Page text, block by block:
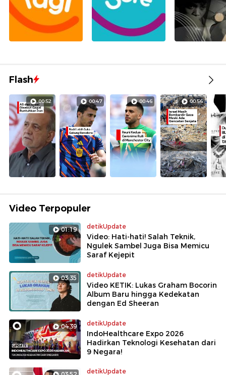
Flash
00:52 00:47 00:46 00:56
Video Terpopuler
01:19 detikUpdate
Video: Hati-hati! Salah Teknik,
Ngulek Sambel Juga Bisa Memicu
Saraf Kejepit
03:35 detikUpdate
Video KETIK: Lukas Graham Bocorin
Album Baru hingga Kedekatan
dengan Ed Sheeran
04:39 detikUpdate
IndoHealthcare Expo 2026
Hadirkan Teknologi Kesehatan dari
9 Negara!
detikUpdate